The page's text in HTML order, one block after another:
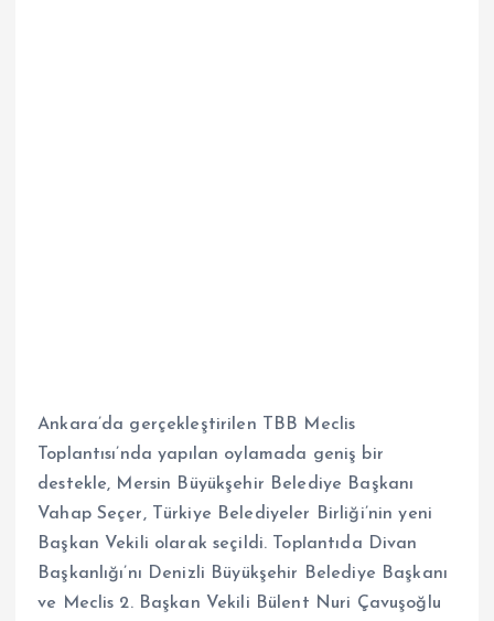
Ankara’da gerçekleştirilen TBB Meclis
Toplantısı’nda yapılan oylamada geniş bir
destekle, Mersin Büyükşehir Belediye Başkanı
Vahap Seçer, Türkiye Belediyeler Birliği’nin yeni
Başkan Vekili olarak seçildi. Toplantıda Divan
Başkanlığı’nı Denizli Büyükşehir Belediye Başkanı
ve Meclis 2. Başkan Vekili Bülent Nuri Çavuşoğlu